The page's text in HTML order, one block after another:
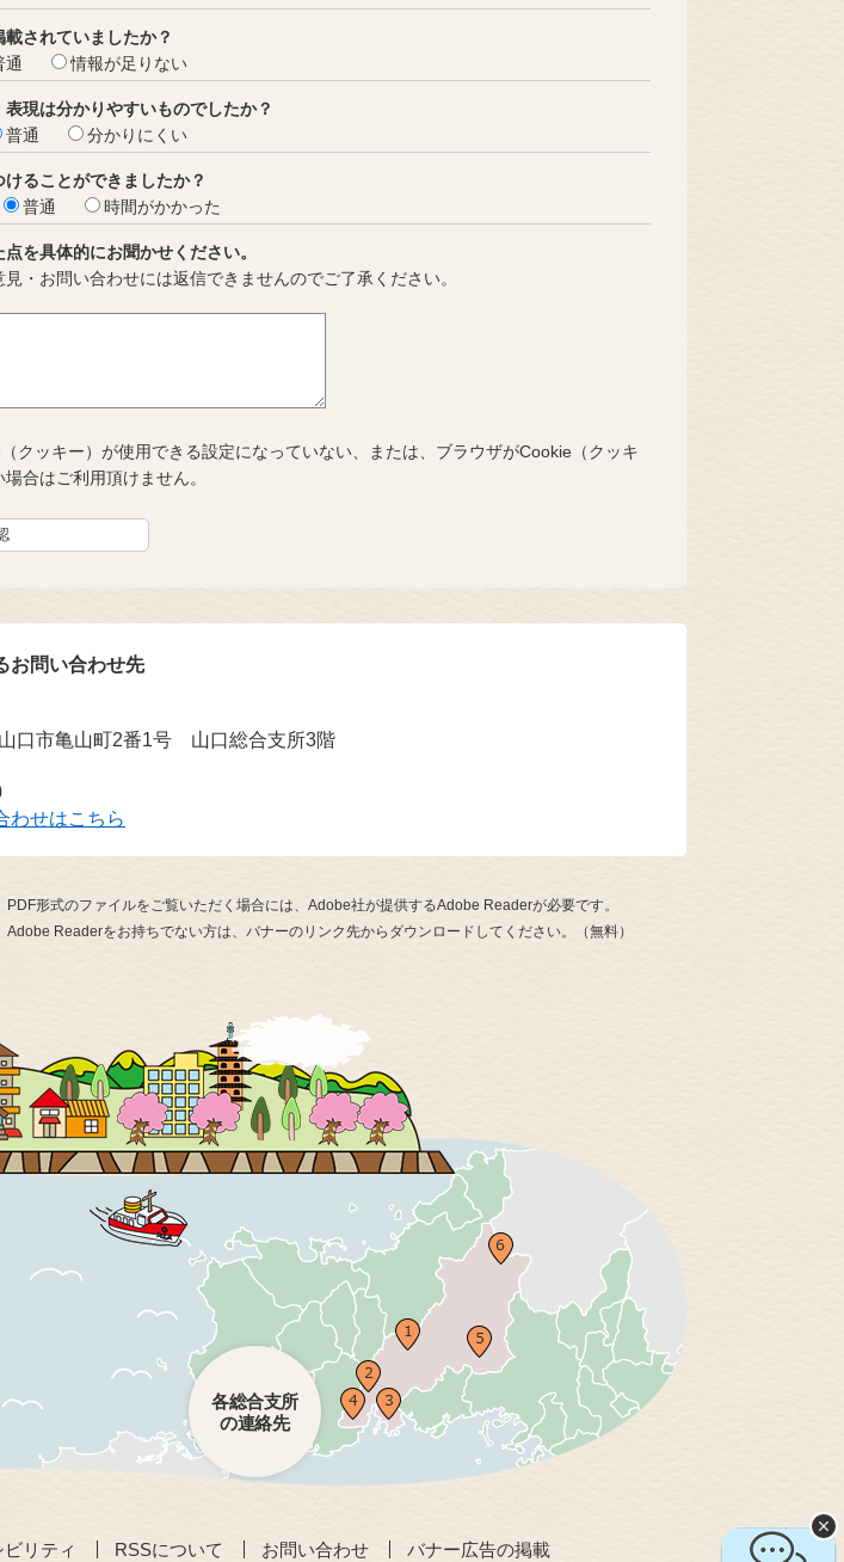
されていましたか？
通 情報が足りない
現は分かりやすいものでしたか？
普通 分かりにくい
ることができましたか？
普通 時間がかかった
を具体的にお聞かせください。
・お問い合わせには返信できませんのでご了承ください。
クッキー）が使用できる設定になっていない、または、ブラウザがCookie（クッキ
合はご利用頂けません。
お問い合わせ先
山口市亀山町2番1号 山口総合支所3階
わせはこちら
PDF形式のファイルをご覧いただく場合には、Adobe社が提供するAdobe Readerが必要です。
Adobe Readerをお持ちでない方は、バナーのリンク先からダウンロードしてください。（無料）
各総合支所
の連絡先
リティ RSSについて お問い合わせ バナー広告の掲載